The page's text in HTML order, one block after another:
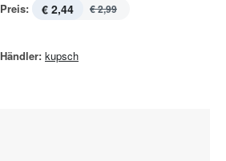
Preis: € 2,44 € 2,99
Händler: kupsch